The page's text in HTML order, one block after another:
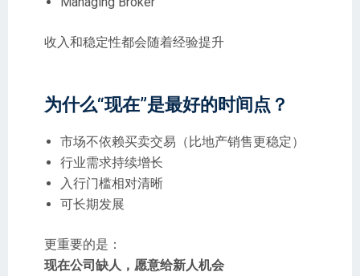
收入和稳定性都会随着经验提升
为什么“现在”是最好的时间点？
市场不依赖买卖交易（比地产销售更稳定）
行业需求持续增长
入行门槛相对清晰
可长期发展
更重要的是：
现在公司缺人，愿意给新人机会